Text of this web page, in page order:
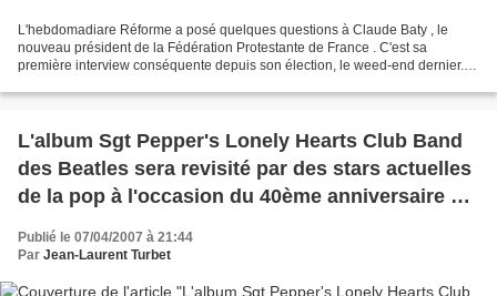
L'hebdomadiare Réforme a posé quelques questions à Claude Baty , le
nouveau président de la Fédération Protestante de France . C'est sa
première interview conséquente depuis son élection, le weed-end dernier. Il
L'album Sgt Pepper's Lonely Hearts Club Band
des Beatles sera revisité par des stars actuelles
de la pop à l'occasion du 40ème anniversaire de
sa sortie.
Publié le 07/04/2007 à 21:44
Par Jean-Laurent Turbet